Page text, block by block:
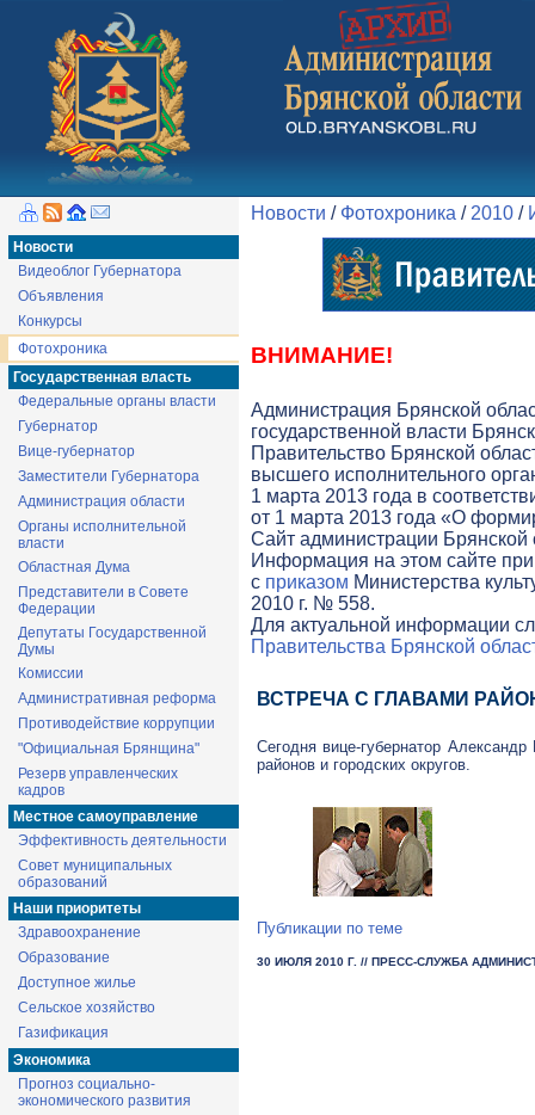
Новости
Видеоблог Губернатора
Объявления
Конкурсы
Фотохроника
Государственная власть
Федеральные органы власти
Губернатор
Вице-губернатор
Заместители Губернатора
Администрация области
Органы исполнительной
власти
Областная Дума
Представители в Совете
Федерации
Депутаты Государственной
Думы
Комиссии
Административная реформа
Противодействие коррупции
"Официальная Брянщина"
Резерв управленческих
кадров
Местное самоуправление
Эффективность деятельности
Совет муниципальных
образований
Наши приоритеты
Здравоохранение
Образование
Доступное жилье
Сельское хозяйство
Газификация
Экономика
Прогноз социально-
экономического развития
Новости / Фотохроника / 2010 /
ВНИМАНИЕ!
Администрация Брянской
государственной власти
Правительство Брянской
высшего исполнительного
1 марта 2013 года в
от 1 марта 2013 года «О
Cайт администрации Брянской
Информация на этом сайте
с приказом Министерства
2010 г. № 558.
Для актуальной информации
Правительства Брянской
ВСТРЕЧА С ГЛАВАМИ
Сегодня вице-губернатор Александр
районов и городских округов.
Публикации по теме
30 ИЮЛЯ 2010 Г. // ПРЕСС-СЛУЖБА